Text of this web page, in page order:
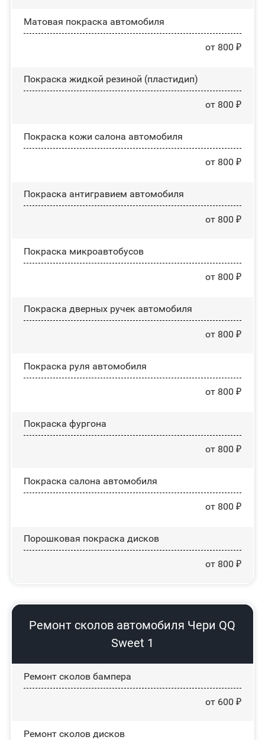
Матовая покраска автомобиля
от 800 ₽
Покраска жидкой резиной (пластидип)
от 800 ₽
Покраска кожи салона автомобиля
от 800 ₽
Покраска антигравием автомобиля
от 800 ₽
Покраска микроавтобусов
от 800 ₽
Покраска дверных ручек автомобиля
от 800 ₽
Покраска руля автомобиля
от 800 ₽
Покраска фургона
от 800 ₽
Покраска салона автомобиля
от 800 ₽
Порошковая покраска дисков
от 800 ₽
Ремонт сколов автомобиля Чери QQ
Sweet 1
Ремонт сколов бампера
от 600 ₽
Ремонт сколов дисков